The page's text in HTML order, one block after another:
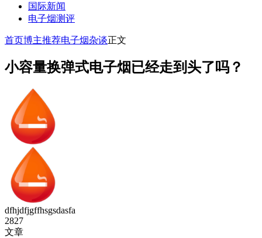
国际新闻
电子烟测评
首页博主推荐电子烟杂谈正文
小容量换弹式电子烟已经走到头了吗？
dfhjdfjgffhsgsdasfa
2827
文章